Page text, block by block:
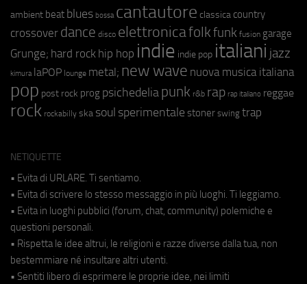
ambient beat blues bossa cantautore classica country
crossover dance disco elettronicafolkfunk fusion garage
Grunge; hard rock hip hop indie indie pop italiani jazz
kimura laPOP lounge metal; new wave nuova musica italiana
pop post rock prog psichedeliapunk r&b rap rap italiano reggae
rock rockabilly ska soul sperimentale stoner swing trap
NETIQUETTE
• Evita di URLARE. Ti sentiamo.
• Evita di scrivere lo stesso messaggio in più luoghi. Ti leggiamo.
• Evita in luoghi pubblici (forum, chat, community) polemiche e
questioni personali.
• Rispetta le idee altrui, le religioni e razze diverse dalla tua, non
bestemmiare né insultare altri utenti.
• Sentiti libero di esprimere le proprie idee, nei limiti